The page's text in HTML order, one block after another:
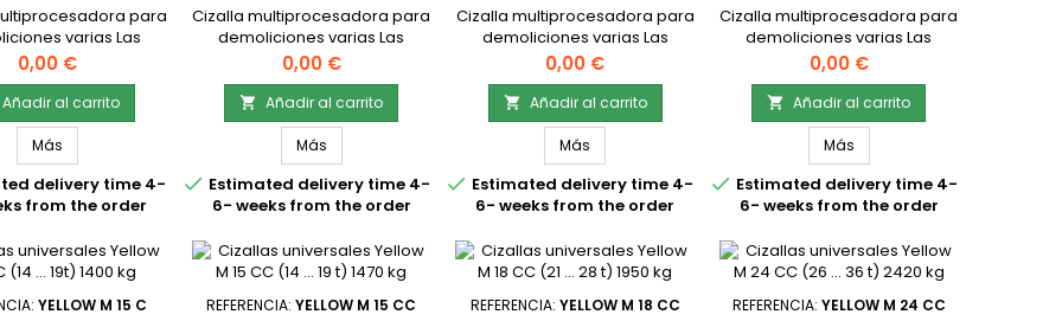
para
varias Las
Yellow
(4 … 8t) 400 kg para
tienen
opciones de
La línea M de
multiprocesadoras
la demolición de
de concreto,
Las cizallas
han sido
Precio
0,00 €
Añadir al carrito
Más
delivery time 4-
from the order
Cizalla multiprocesadora para
demoliciones varias Las
cizallas multiprocesado Yellow
M 07 C (7 … 11t) 720 kg para
demoliciones, tienen
diferentes opciones de
mandíbulas La línea M de
cizallas multiprocesadoras
sirven para la demolición de
estructuras de concreto,
varias. Las cizallas
multiprocesadoras han sido
Precio
0,00 €
 Añadir al carrito
Más
 Estimated delivery time 4-
6- weeks from the order
Cizalla multiprocesadora para
demoliciones varias Las
cizallas multiprocesado Yellow
M 10 C (12 … 15t) 1000 kg para
demoliciones, tienen
diferentes opciones de
mandíbulas La línea M de
cizallas multiprocesadoras
sirven para la demolición de
estructuras de concreto,
varias. Las cizallas
multiprocesadoras han sido
Precio
0,00 €
 Añadir al carrito
Más
 Estimated delivery time 4-
6- weeks from the order
Cizalla multiprocesadora para
demoliciones varias Las
cizallas multiprocesado Yellow
M 110 C (85 … 130t) 10800 kg
para demoliciones, tienen
diferentes opciones de
mandíbulas La línea M de
cizallas multiprocesadoras
sirven para la demolición de
estructuras de concreto,
varias. Las cizallas
multiprocesadoras han sido
Precio
0,00 €
 Añadir al carrito
Más
 Estimated delivery time 4-
6- weeks from the order
YELLOW M 15 C REFERENCIA:YELLOW M 15 CC REFERENCIA: YELLOW M 18 CC REFERENCIA: YELLOW M 24 CC